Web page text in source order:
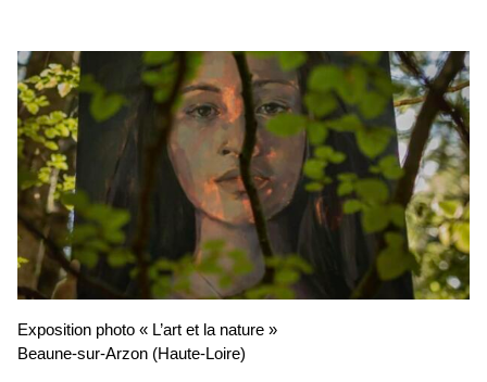
Exposition photo « L’art et la nature »
Beaune-sur-Arzon (Haute-Loire)